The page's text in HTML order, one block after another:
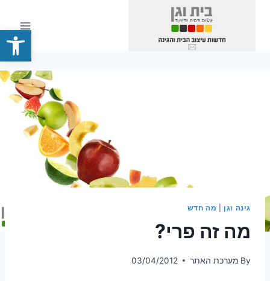
פתח
גינה וגן מה חדש
מה זה פרי?
By מערכת האתר 03/04/2012